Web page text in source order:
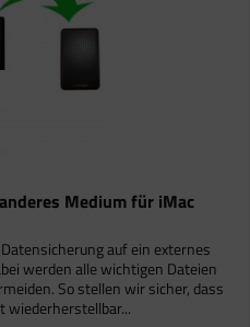
Medium für iMac
auf ein externes
werden alle wichtigen Dateien
So stellen wir sicher, dass
wiederherstellbar...